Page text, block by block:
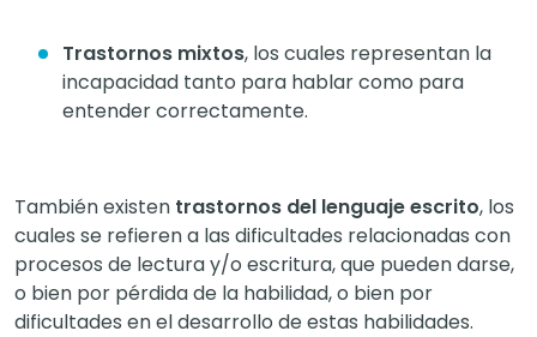
Trastornos mixtos, los cuales representan la
incapacidad tanto para hablar como para
entender correctamente.
También existen trastornos del lenguaje escrito, los
cuales se refieren a las dificultades relacionadas con
procesos de lectura y/o escritura, que pueden darse,
o bien por pérdida de la habilidad, o bien por
dificultades en el desarrollo de estas habilidades.